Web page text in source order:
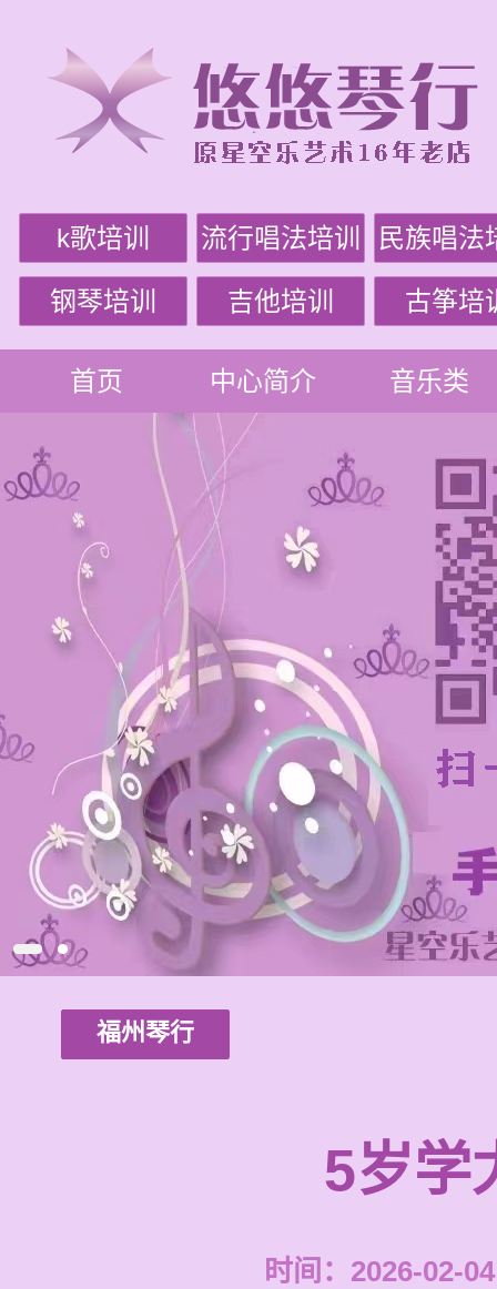
k歌培训 流行唱法培训 民族唱法
钢琴培训 吉他培训 古筝培
首页 中心简介 音乐类
福州琴行
5岁学
时间：2026-02-